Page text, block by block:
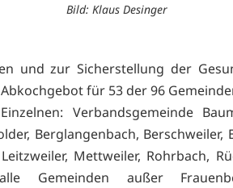
Bild: Klaus Desinger
und zur Sicherstellung der
für 53 der 96
Verbandsgemeinde
Berglangenbach, Berschweiler,
Mettweiler, Rohrbach,
Gemeinden außer